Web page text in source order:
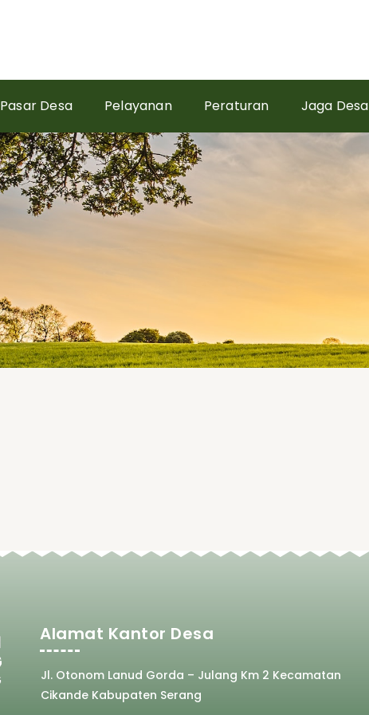
Pasar Desa Pelayanan Peraturan Jaga Desa
Alamat Kantor Desa
Jl. Otonom Lanud Gorda – Julang Km 2 Kecamatan
Cikande Kabupaten Serang